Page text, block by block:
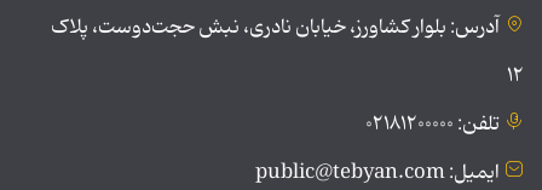
آدرس: بلوار کشاورز، خیابان نادری، نبش حجت‌دوست، پلاک
۱۲
تلفن: ۰۲۱۸۱۲۰۰۰۰۰
ایمیل: public@tebyan.com